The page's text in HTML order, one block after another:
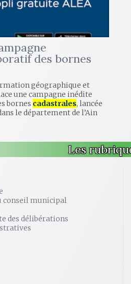
des bornes
géographique et
une campagne inédite
bornes cadastrales, lancée
le département de l’Ain
Les
conseil municipal
des délibérations